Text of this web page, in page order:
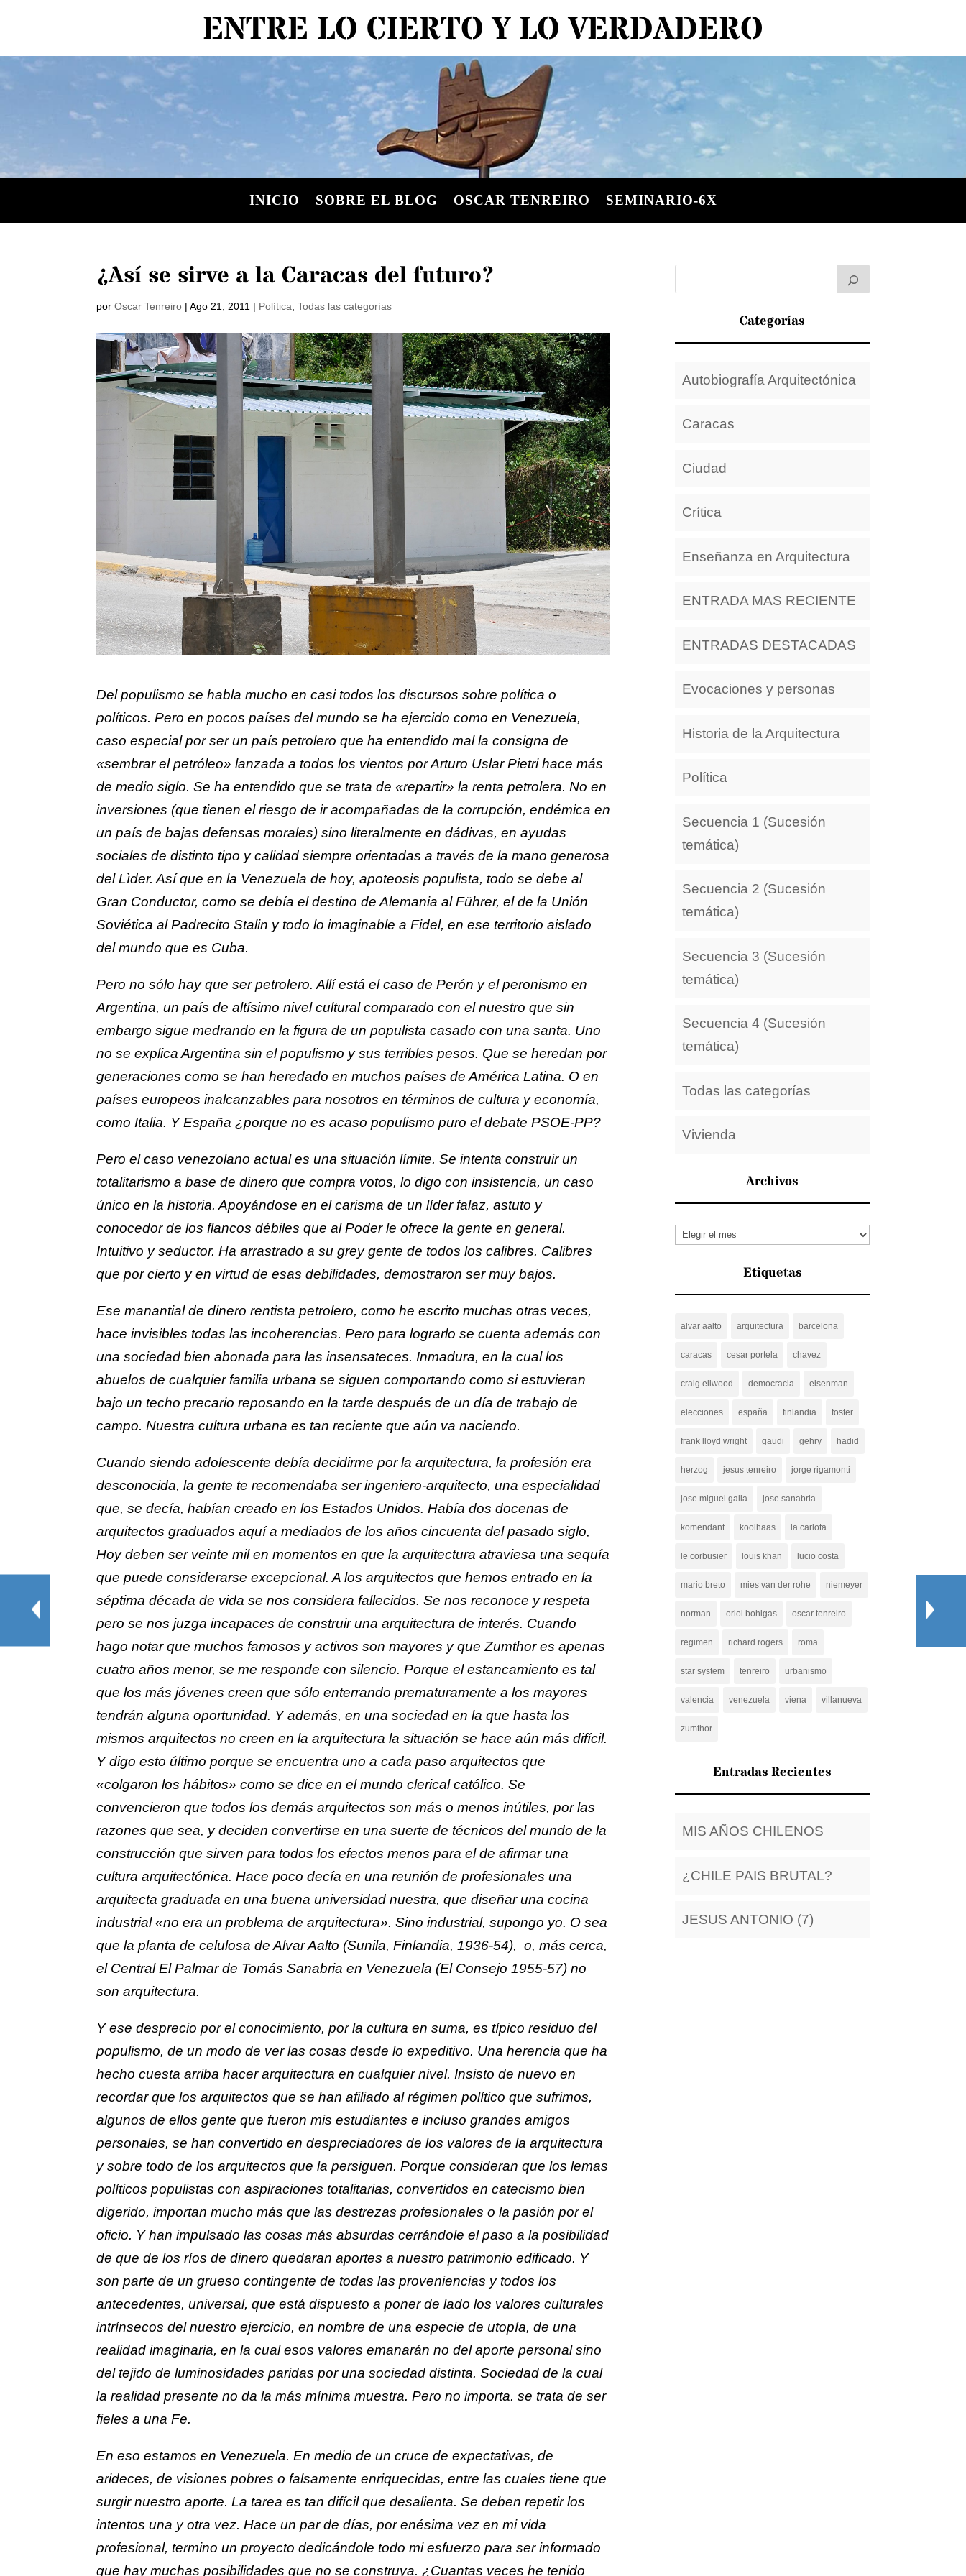
ENTRE LO CIERTO Y LO VERDADERO
INICIO SOBRE EL BLOG OSCAR TENREIRO SEMINARIO-6X
¿Así se sirve a la Caracas del futuro?
porOscar Tenreiro |Ago 21, 2011 | Política ,Todas las categorías
Del populismo se habla mucho en casi todos los discursos sobre política o
políticos. Pero en pocos países del mundo se ha ejercido como en Venezuela,
caso especial por ser un país petrolero que ha entendido mal la consigna de
«sembrar el petróleo» lanzada a todos los vientos por Arturo Uslar Pietri hace más
de medio siglo. Se ha entendido que se trata de «repartir» la renta petrolera. No en
inversiones (que tienen el riesgo de ir acompañadas de la corrupción, endémica en
un país de bajas defensas morales) sino literalmente en dádivas, en ayudas
sociales de distinto tipo y calidad siempre orientadas a través de la mano generosa
del Lìder. Así que en la Venezuela de hoy, apoteosis populista, todo se debe al
Gran Conductor, como se debía el destino de Alemania al Führer, el de la Unión
Soviética al Padrecito Stalin y todo lo imaginable a Fidel, en ese territorio aislado
del mundo que es Cuba.
Pero no sólo hay que ser petrolero. Allí está el caso de Perón y el peronismo en
Argentina, un país de altísimo nivel cultural comparado con el nuestro que sin
embargo sigue medrando en la figura de un populista casado con una santa. Uno
no se explica Argentina sin el populismo y sus terribles pesos. Que se heredan por
generaciones como se han heredado en muchos países de América Latina. O en
países europeos inalcanzables para nosotros en términos de cultura y economía,
como Italia. Y España ¿porque no es acaso populismo puro el debate PSOE-PP?
Pero el caso venezolano actual es una situación límite. Se intenta construir un
totalitarismo a base de dinero que compra votos, lo digo con insistencia, un caso
único en la historia. Apoyándose en el carisma de un líder falaz, astuto y
conocedor de los flancos débiles que al Poder le ofrece la gente en general.
Intuitivo y seductor. Ha arrastrado a su grey gente de todos los calibres. Calibres
que por cierto y en virtud de esas debilidades, demostraron ser muy bajos.
Ese manantial de dinero rentista petrolero, como he escrito muchas otras veces,
hace invisibles todas las incoherencias. Pero para lograrlo se cuenta además con
una sociedad bien abonada para las insensateces. Inmadura, en la cual los
abuelos de cualquier familia urbana se siguen comportando como si estuvieran
bajo un techo precario reposando en la tarde después de un día de trabajo de
campo. Nuestra cultura urbana es tan reciente que aún va naciendo.
Cuando siendo adolescente debía decidirme por la arquitectura, la profesión era
desconocida, la gente te recomendaba ser ingeniero-arquitecto, una especialidad
que, se decía, habían creado en los Estados Unidos. Había dos docenas de
arquitectos graduados aquí a mediados de los años cincuenta del pasado siglo,
Hoy deben ser veinte mil en momentos en que la arquitectura atraviesa una sequía
que puede considerarse excepcional. A los arquitectos que hemos entrado en la
séptima década de vida se nos considera fallecidos. Se nos reconoce y respeta
pero se nos juzga incapaces de construir una arquitectura de interés. Cuando
hago notar que muchos famosos y activos son mayores y que Zumthor es apenas
cuatro años menor, se me responde con silencio. Porque el estancamiento es tal
que los más jóvenes creen que sólo enterrando prematuramente a los mayores
tendrán alguna oportunidad. Y además, en una sociedad en la que hasta los
mismos arquitectos no creen en la arquitectura la situación se hace aún más difícil.
Y digo esto último porque se encuentra uno a cada paso arquitectos que
«colgaron los hábitos» como se dice en el mundo clerical católico. Se
convencieron que todos los demás arquitectos son más o menos inútiles, por las
razones que sea, y deciden convertirse en una suerte de técnicos del mundo de la
construcción que sirven para todos los efectos menos para el de afirmar una
cultura arquitectónica. Hace poco decía en una reunión de profesionales una
arquitecta graduada en una buena universidad nuestra, que diseñar una cocina
industrial «no era un problema de arquitectura». Sino industrial, supongo yo. O sea
que la planta de celulosa de Alvar Aalto (Sunila, Finlandia, 1936-54), o, más cerca,
el Central El Palmar de Tomás Sanabria en Venezuela (El Consejo 1955-57) no
son arquitectura.
Y ese desprecio por el conocimiento, por la cultura en suma, es típico residuo del
populismo, de un modo de ver las cosas desde lo expeditivo. Una herencia que ha
hecho cuesta arriba hacer arquitectura en cualquier nivel. Insisto de nuevo en
recordar que los arquitectos que se han afiliado al régimen político que sufrimos,
algunos de ellos gente que fueron mis estudiantes e incluso grandes amigos
personales, se han convertido en despreciadores de los valores de la arquitectura
y sobre todo de los arquitectos que la persiguen. Porque consideran que los lemas
políticos populistas con aspiraciones totalitarias, convertidos en catecismo bien
digerido, importan mucho más que las destrezas profesionales o la pasión por el
oficio. Y han impulsado las cosas más absurdas cerrándole el paso a la posibilidad
de que de los ríos de dinero quedaran aportes a nuestro patrimonio edificado. Y
son parte de un grueso contingente de todas las proveniencias y todos los
antecedentes, universal, que está dispuesto a poner de lado los valores culturales
intrínsecos del nuestro ejercicio, en nombre de una especie de utopía, de una
realidad imaginaria, en la cual esos valores emanarán no del aporte personal sino
del tejido de luminosidades paridas por una sociedad distinta. Sociedad de la cual
la realidad presente no da la más mínima muestra. Pero no importa. se trata de ser
fieles a una Fe.
En eso estamos en Venezuela. En medio de un cruce de expectativas, de
arideces, de visiones pobres o falsamente enriquecidas, entre las cuales tiene que
surgir nuestro aporte. La tarea es tan difícil que desalienta. Se deben repetir los
intentos una y otra vez. Hace un par de días, por enésima vez en mi vida
profesional, termino un proyecto dedicándole todo mi esfuerzo para ser informado
que hay muchas posibilidades que no se construya. ¿Cuantas veces he tenido
Categorías
Autobiografía Arquitectónica
Caracas
Ciudad
Crítica
Enseñanza en Arquitectura
ENTRADA MAS RECIENTE
ENTRADAS DESTACADAS
Evocaciones y personas
Historia de la Arquitectura
Política
Secuencia 1 (Sucesión
temática)
Secuencia 2 (Sucesión
temática)
Secuencia 3 (Sucesión
temática)
Secuencia 4 (Sucesión
temática)
Todas las categorías
Vivienda
Archivos
Archivos
Etiquetas
alvar aalto arquitectura barcelona
caracas cesar portela chavez
craig ellwood democracia eisenman
elecciones españa finlandia foster
frank lloyd wright gaudi gehry hadid
herzog jesus tenreiro jorge rigamonti
jose miguel galia jose sanabria
komendant koolhaas la carlota
le corbusier louis khan lucio costa
mario breto mies van der rohe niemeyer
norman oriol bohigas oscar tenreiro
regimen richard rogers roma
star system tenreiro urbanismo
valencia venezuela viena villanueva
zumthor
Entradas Recientes
MIS AÑOS CHILENOS
¿CHILE PAIS BRUTAL?
JESUS ANTONIO (7)